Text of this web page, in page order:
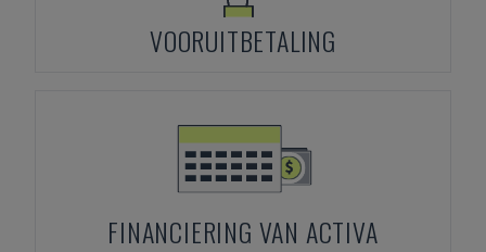
VOORUITBETALING
FINANCIERING VAN ACTIVA